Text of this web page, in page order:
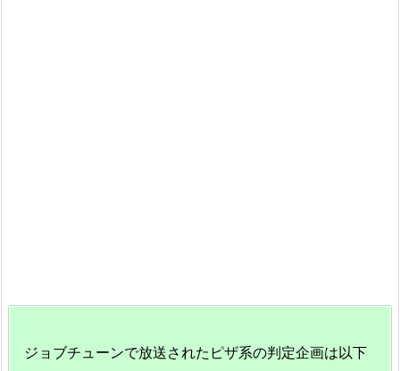
ジョブチューンで放送されたピザ系の判定企画は以下